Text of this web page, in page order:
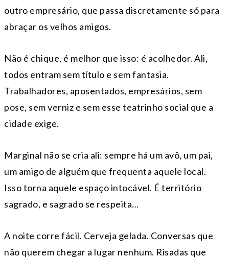
outro empresário, que passa discretamente só para
abraçar os velhos amigos.
Não é chique, é melhor que isso: é acolhedor. Ali,
todos entram sem título e sem fantasia.
Trabalhadores, aposentados, empresários, sem
pose, sem verniz e sem esse teatrinho social que a
cidade exige.
Marginal não se cria ali: sempre há um avô, um pai,
um amigo de alguém que frequenta aquele local.
Isso torna aquele espaço intocável. É território
sagrado, e sagrado se respeita…
A noite corre fácil. Cerveja gelada. Conversas que
não querem chegar a lugar nenhum. Risadas que